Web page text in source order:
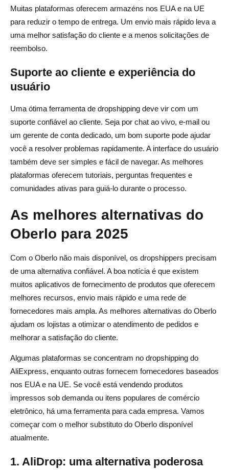
Muitas plataformas oferecem armazéns nos EUA e na UE
para reduzir o tempo de entrega. Um envio mais rápido leva a
uma melhor satisfação do cliente e a menos solicitações de
reembolso.
Suporte ao cliente e experiência do
usuário
Uma ótima ferramenta de dropshipping deve vir com um
suporte confiável ao cliente. Seja por chat ao vivo, e-mail ou
um gerente de conta dedicado, um bom suporte pode ajudar
você a resolver problemas rapidamente. A interface do usuário
também deve ser simples e fácil de navegar. As melhores
plataformas oferecem tutoriais, perguntas frequentes e
comunidades ativas para guiá-lo durante o processo.
As melhores alternativas do
Oberlo para 2025
Com o Oberlo não mais disponível, os dropshippers precisam
de uma alternativa confiável. A boa notícia é que existem
muitos aplicativos de fornecimento de produtos que oferecem
melhores recursos, envio mais rápido e uma rede de
fornecedores mais ampla. As melhores alternativas do Oberlo
ajudam os lojistas a otimizar o atendimento de pedidos e
melhorar a satisfação do cliente.
Algumas plataformas se concentram no dropshipping do
AliExpress, enquanto outras fornecem fornecedores baseados
nos EUA e na UE. Se você está vendendo produtos
impressos sob demanda ou itens populares de comércio
eletrônico, há uma ferramenta para cada empresa. Vamos
começar com o melhor substituto do Oberlo disponível
atualmente.
1. AliDrop: uma alternativa poderosa